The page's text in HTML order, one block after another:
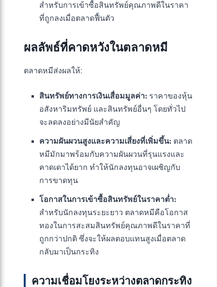
สำหรับการเข้าซื้อสินทรัพย์คุณภาพดีในราคา
ที่ถูกลงเมื่อตลาดฟื้นตัว
ผลลัพธ์ที่คาดหวังในตลาดหมี
ตลาดหมีส่งผลให้:
สินทรัพย์ทางการเงินเสื่อมมูลค่า: ราคาของหุ้น
อสังหาริมทรัพย์ และสินทรัพย์อื่นๆ โดยทั่วไป
จะลดลงอย่างมีนัยสำคัญ
ความผันผวนสูงและความเสี่ยงที่เพิ่มขึ้น: ตลาด
หมีมักมาพร้อมกับความผันผวนที่รุนแรงและ
คาดเดาได้ยาก ทำให้นักลงทุนอาจเผชิญกับ
การขาดทุน
โอกาสในการเข้าซื้อสินทรัพย์ในราคาต่ำ:
สำหรับนักลงทุนระยะยาว ตลาดหมีคือโอกาส
ทองในการสะสมสินทรัพย์คุณภาพดีในราคาที่
ถูกกว่าปกติ ซึ่งจะให้ผลตอบแทนสูงเมื่อตลาด
กลับมาเป็นกระทิง
ความเชื่อมโยงระหว่างตลาดกระทิง